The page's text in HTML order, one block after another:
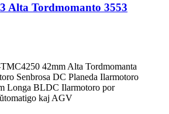
Alta Tordmomanto 3553